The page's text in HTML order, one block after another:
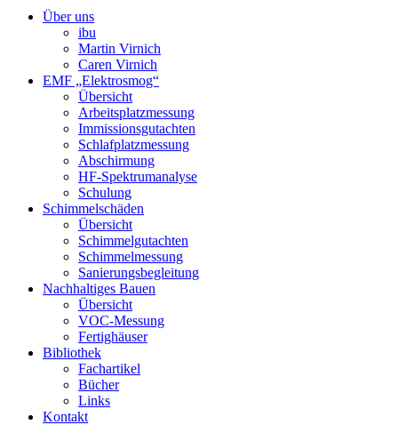
Über uns
ibu
Martin Virnich
Caren Virnich
EMF „Elektrosmog“
Übersicht
Arbeitsplatzmessung
Immissionsgutachten
Schlafplatzmessung
Abschirmung
HF-Spektrumanalyse
Schulung
Schimmelschäden
Übersicht
Schimmelgutachten
Schimmelmessung
Sanierungsbegleitung
Nachhaltiges Bauen
Übersicht
VOC-Messung
Fertighäuser
Bibliothek
Fachartikel
Bücher
Links
Kontakt